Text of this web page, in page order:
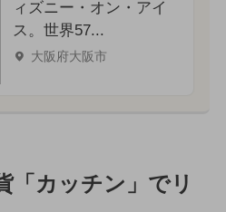
ィズニー・オン・アイ
ス。世界57...
大阪府大阪市
「カッチン」でリ